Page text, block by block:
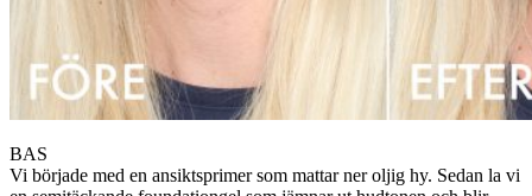
BAS
Vi började med en ansiktsprimer som mattar ner oljig hy. Sedan la vi